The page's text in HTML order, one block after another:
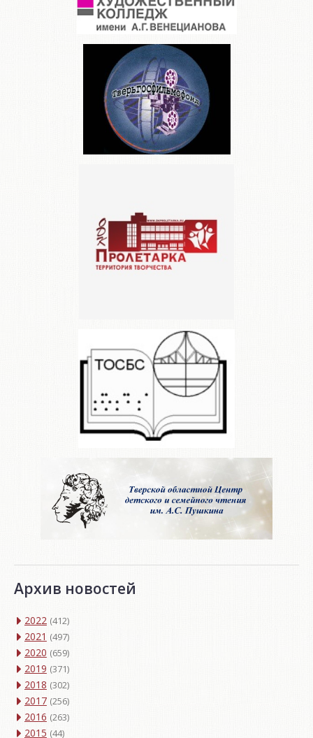
Архив новостей
2022 (412)
2021 (497)
2020 (659)
2019 (371)
2018 (302)
2017 (256)
2016 (263)
2015 (44)